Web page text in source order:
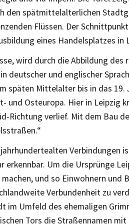
den spätmittelalterlichen
Flüssen. Der
eines Handelsplatzes in
wird durch die Abbildung des
deutscher und englischer
späten Mittelalter bis in das
und Osteuropa. Hier in Leipzig
Richtung verlief. Mit dem Bau
Verbindungen
Um die Ursprünge
und so Einwohnern und
Verbundenheit zu
im Umfeld des ehemaligen
Tors die Straßennamen